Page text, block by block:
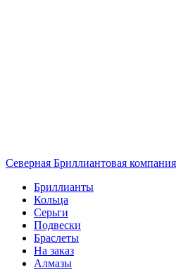
Северная Бриллиантовая компания
Бриллианты
Кольца
Серьги
Подвески
Браслеты
На заказ
Алмазы